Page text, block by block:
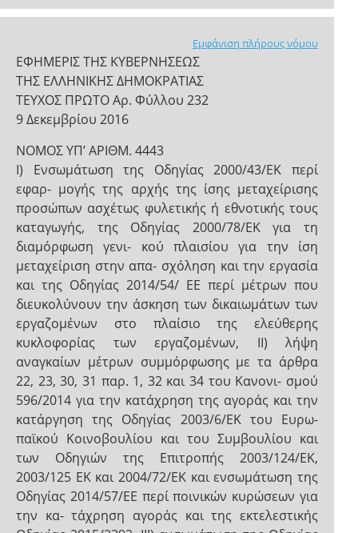
Εμφάνιση πλήρους νόμου
ΕΦΗΜΕΡΙΣ ΤΗΣ ΚΥΒΕΡΝΗΣΕΩΣ
ΤΗΣ ΕΛΛΗΝΙΚΗΣ ΔΗΜΟΚΡΑΤΙΑΣ
ΤΕΥΧΟΣ ΠΡΩΤΟ Αρ. Φύλλου 232
9 Δεκεμβρίου 2016
NOMOΣ ΥΠ’ ΑΡΙΘΜ. 4443
Ι) Ενσωμάτωση της Οδηγίας 2000/43/ΕΚ περί
εφαρ- μογής της αρχής της ίσης μεταχείρισης
προσώπων ασχέτως φυλετικής ή εθνοτικής τους
καταγωγής, της Οδηγίας 2000/78/ΕΚ για τη
διαμόρφωση γενι- κού πλαισίου για την ίση
μεταχείριση στην απα- σχόληση και την εργασία
και της Οδηγίας 2014/54/ ΕΕ περί μέτρων που
διευκολύνουν την άσκηση των δικαιωμάτων των
εργαζομένων στο πλαίσιο της ελεύθερης
κυκλοφορίας των εργαζομένων, II) λήψη
αναγκαίων μέτρων συμμόρφωσης με τα άρθρα
22, 23, 30, 31 παρ. 1, 32 και 34 του Κανονι- σμού
596/2014 για την κατάχρηση της αγοράς και την
κατάργηση της Οδηγίας 2003/6/ΕΚ του Ευρω-
παϊκού Κοινοβουλίου και του Συμβουλίου και
των Οδηγιών της Επιτροπής 2003/124/ΕΚ,
2003/125 ΕΚ και 2004/72/ΕΚ και ενσωμάτωση της
Οδηγίας 2014/57/ΕΕ περί ποινικών κυρώσεων για
την κα- τάχρηση αγοράς και της εκτελεστικής